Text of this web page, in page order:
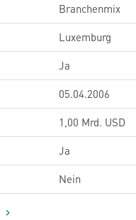
Branchenmix
Luxemburg
Ja
05.04.2006
1,00 Mrd. USD
Ja
Nein